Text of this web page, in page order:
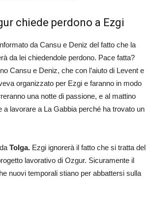
chiede perdono a Ezgi
da Cansu e Deniz del fatto che la
da lei chiedendole perdono. Pace fatta?
Cansu e Deniz, che con l’aiuto di Levent e
organizzato per Ezgi e faranno in modo
una notte di passione, e al mattino
lavorare a La Gabbia perché ha trovato un
Tolga. Ezgi ignorerà il fatto che si tratta del
lavorativo di Ozgur. Sicuramente il
nuovi temporali stiano per abbattersi sulla